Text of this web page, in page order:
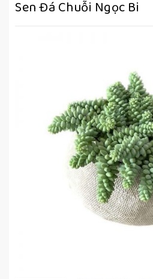
Sen Đá Chuỗi Ngọc Bi